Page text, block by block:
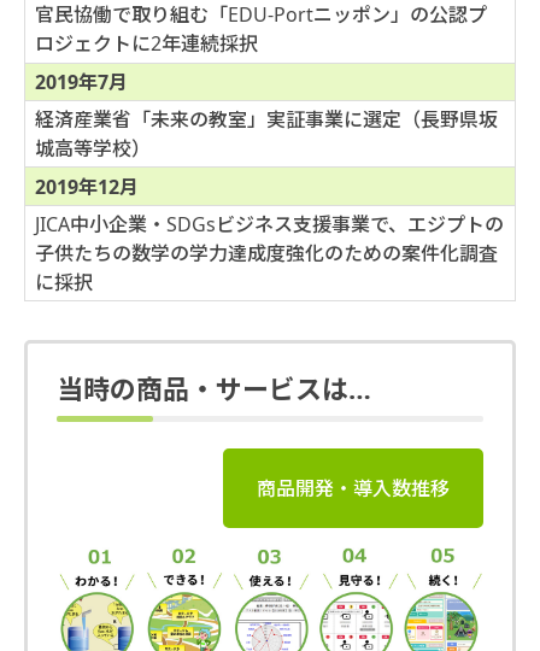
官民協働で取り組む「EDU-Portニッポン」の公認プ
ロジェクトに2年連続採択
2019年7月
経済産業省「未来の教室」実証事業に選定（長野県坂
城高等学校）
2019年12月
JICA中小企業・SDGsビジネス支援事業で、エジプトの
子供たちの数学の学力達成度強化のための案件化調査
に採択
当時の商品・サービスは…
商品開発・導入数推移